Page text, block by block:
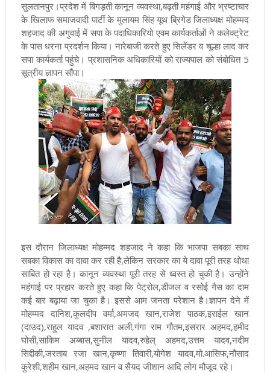
सुलतानपुर।प्रदेश में बिगड़ती कानून व्यवस्था,बढ़ती महंगाई और भ्रष्टाचार
के खिलाफ समाजवादी पार्टी के मुलायम सिंह यूथ ब्रिगेड जिलाध्यक्ष मोहम्मद
शहजाद की अगुवाई में सपा के पदाधिकारियो एवम कार्यकर्ताओं ने कलेक्ट्रेट
के पास धरना प्रदर्शन किया। नारेबाजी करते हुए सिलेंडर व चूल्हा लाद कर
सपा कार्यकर्ता पहुंचे। प्रशासनिक अधिकारियों को राज्यपाल को संबोधित 5
सूत्रीय ज्ञापन सौंपा।
इस दौरान जिलाध्यक्ष मोहम्मद शहजाद ने कहा कि भाजपा सबका साथ
सबका विकास का दावा कर रही है,लेकिन सरकार का ये दावा पूरी तरह थोथा
साबित हो रहा है। कानून व्यवस्था पूरी तरह से ध्वस्त हो चुकी है। उन्होंने
महंगाई पर प्रहार करते हुए कहा कि पेट्रोल,डीजल व रसोई गैस का दाम
कई बार बढ़ाया जा चुका है। इससे आम जनता परेशान है।ज्ञापन देने में
मोहम्मद दानिश,कुलदीप वर्मा,अमजद खान,राजेश पाठक,इराईल खान
(दाउद),राहुल यादव ,बशारात अली,गंगा राम गौतम,इसरार अहमद,हमीद
घोसी,साकिम अब्बास,सुनील यादव,रुहेल् अहमद,उत्तम यादव,नदीम
सिद्दीकी,जरताब रजा खान,कृष्णा तिवारी,योगेश यादव,मो.आसिफ,नौसाद
कुरेशी,शहीम खान,अहमद खान व सैयद जीशान आदि लोग मौजूद रहे।